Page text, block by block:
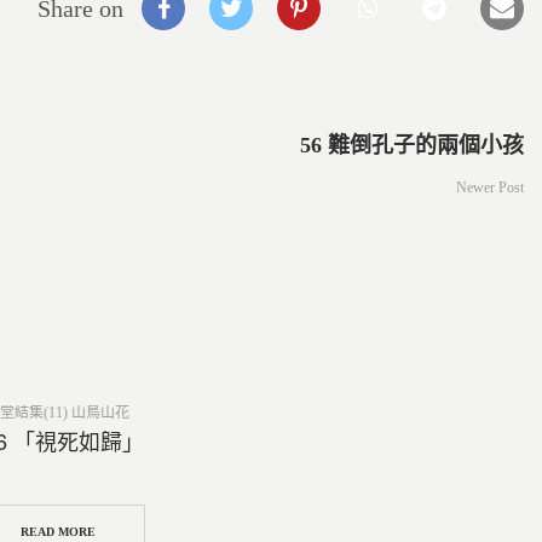
Share on
56 難倒孔子的兩個小孩
Newer Post
結集(11) 山鳥山花
「視死如歸」
READ MORE